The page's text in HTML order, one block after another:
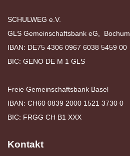
SCHULWEG e.V.
GLS Gemeinschaftsbank eG, Bochum
IBAN: DE75 4306 0967 6038 5459 00
BIC: GENO DE M 1 GLS
Freie Gemeinschaftsbank Basel
IBAN: CH60 0839 2000 1521 3730 0
BIC: FRGG CH B1 XXX
Kontakt